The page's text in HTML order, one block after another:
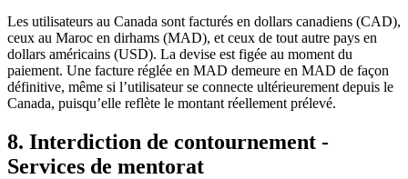
Les utilisateurs au Canada sont facturés en dollars canadiens (CAD),
ceux au Maroc en dirhams (MAD), et ceux de tout autre pays en
dollars américains (USD). La devise est figée au moment du
paiement. Une facture réglée en MAD demeure en MAD de façon
définitive, même si l’utilisateur se connecte ultérieurement depuis le
Canada, puisqu’elle reflète le montant réellement prélevé.
8. Interdiction de contournement -
Services de mentorat